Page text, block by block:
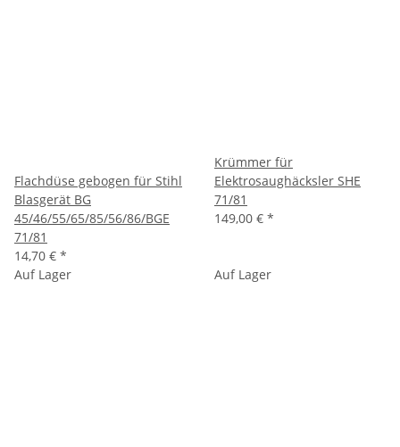
Flachdüse gebogen für Stihl
Blasgerät BG
45/46/55/65/85/56/86/BGE
71/81
14,70 € *
Krümmer für
Elektrosaughäcksler SHE
71/81
149,00 € *
Auf Lager Auf Lager